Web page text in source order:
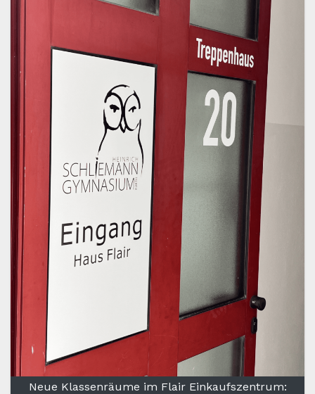
Neue Klassenräume im Flair Einkaufszentrum: